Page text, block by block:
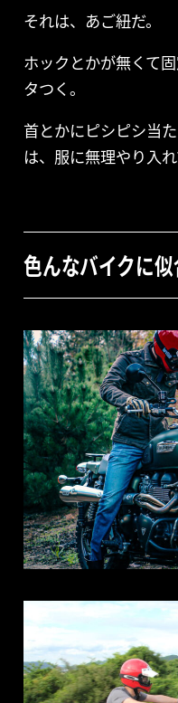
それは、あご紐だ。
ホックとかが無くて
タつく。
首とかにピシピシ当
は、服に無理やり入
色んなバイクに